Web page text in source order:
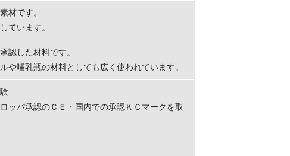
材です。
ています。
認した材料です。
や哺乳瓶の材料としても広く使われています。
ッパ承認のＣＥ・国内での承認ＫＣマークを取